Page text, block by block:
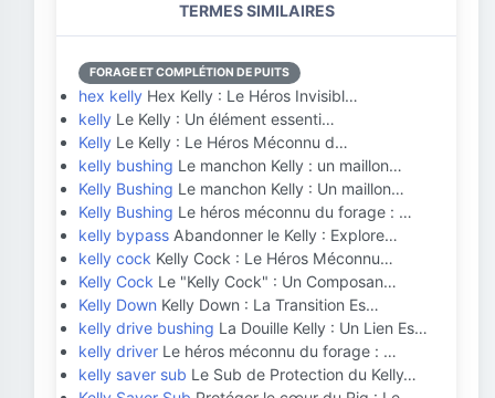
TERMES SIMILAIRES
FORAGE ET COMPLÉTION DE PUITS
hex kelly Hex Kelly : Le Héros Invisibl…
kelly Le Kelly : Un élément essenti…
Kelly Le Kelly : Le Héros Méconnu d…
kelly bushing Le manchon Kelly : un maillon…
Kelly Bushing Le manchon Kelly : Un maillon…
Kelly Bushing Le héros méconnu du forage : …
kelly bypass Abandonner le Kelly : Explore…
kelly cock Kelly Cock : Le Héros Méconnu…
Kelly Cock Le "Kelly Cock" : Un Composan…
Kelly Down Kelly Down : La Transition Es…
kelly drive bushing La Douille Kelly : Un Lien Es…
kelly driver Le héros méconnu du forage : …
kelly saver sub Le Sub de Protection du Kelly…